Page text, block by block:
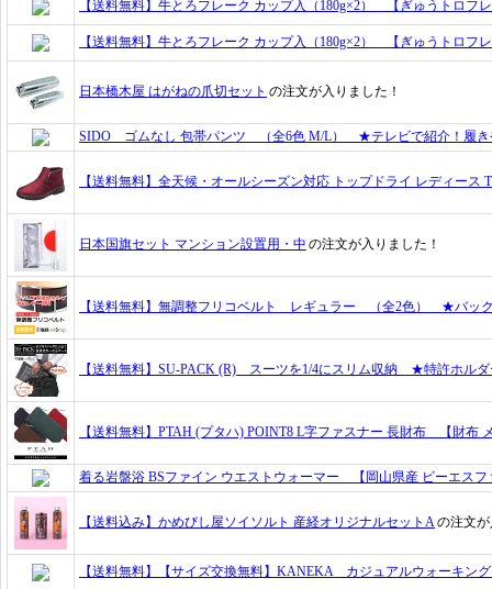
【送料無料】牛とろフレーク カップ入（180g×2） 【ぎゅうトロフ
【送料無料】牛とろフレーク カップ入（180g×2） 【ぎゅうトロフ
日本橋木屋 はがねの爪切セット の注文が入りました！
SIDO ゴムなし 包帯パンツ （全6色 M/L） ★テレビで紹介！履
【送料無料】全天候・オールシーズン対応 トップドライ レディー
日本国旗セット マンション設置用・中 の注文が入りました！
【送料無料】無調整フリコベルト レギュラー （全2色） ★バッ
【送料無料】SU-PACK (R) スーツを1/4にスリム収納 ★特許ホ
【送料無料】PTAH (プタハ) POINT8 L字ファスナー 長財布 【財布
着る岩盤浴 BSファイン ウエストウォーマー 【岡山県産 ビーエス
【送料込み】かめびし屋ソイソルト 産経オリジナルセットAの注文
【送料無料】【サイズ交換無料】KANEKA カジュアルウォーキ